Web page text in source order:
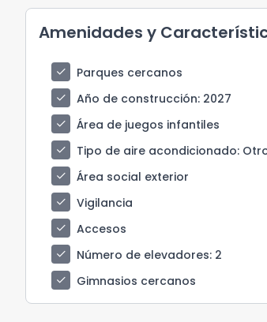
Amenidades y
check Parques cercanos
check
Año de construcción: 2027
check
Área de juegos infantiles
check
Tipo de aire acondicionado:
check
Área social exterior
check
Vigilancia
check
Accesos
check
Número de elevadores: 2
check
Gimnasios cercanos